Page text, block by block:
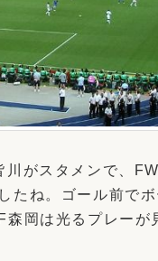
がスタメンで、
たね。ゴール前で
岡は光るプレーが